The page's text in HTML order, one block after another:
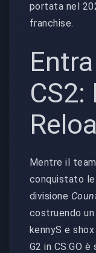
portata nel
franchise.
CS2:
Mentre il
conquistato le
divisione
costruendo un
kennyS e
G2 in CS:GO